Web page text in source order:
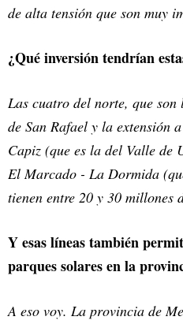
de alta tensión que son muy
¿Qué inversión tendrían
Las cuatro del norte, que
de San Rafael y la extensión
Capiz (que es la del Valle de
El Marcado - La Dormida
tienen entre 20 y 30 millones
Y esas líneas también
parques solares en la
A eso voy. La provincia de